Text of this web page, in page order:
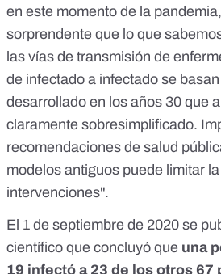
en este momento de la
sorprendente que lo que
las vías de transmisión de
de infectado a infectado se
desarrollado en los años 30 que
claramente sobresimplificado.
recomendaciones de salud
modelos antiguos puede limitar
intervenciones".
El 1 de septiembre de 2020 se
científico que concluyó que una
19 infectó a 23 de los otros 67